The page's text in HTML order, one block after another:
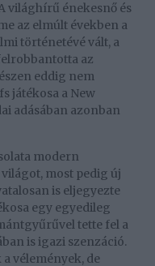
világhírű énekesnő és
az elmúlt években a
történetévé vált, a
az
eddig nem
játékosa a New
adásában azonban
modern
most pedig új
is eljegyezte
egy egyedileg
tette fel a
is igazi szenzáció.
vélemények, de